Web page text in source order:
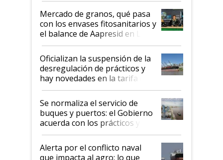
Mercado de granos, qué pasa
con los envases fitosanitarios y
el balance de Aapresid en La
Posta
Oficializan la suspensión de la
desregulación de prácticos y
hay novedades en la tarifa de
la hidrovía
Se normaliza el servicio de
buques y puertos: el Gobierno
acuerda con los prácticos y
suspende el decreto de
desregulación
Alerta por el conflicto naval
que impacta al agro: lo que